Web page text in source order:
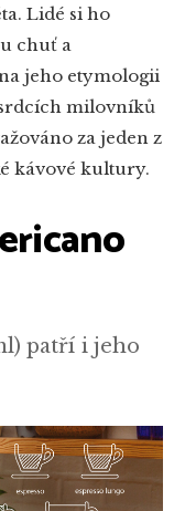
Lidé si ho
chuť a
jeho etymologii
srdcích milovníků
za jeden z
kávové kultury.
patří i jeho